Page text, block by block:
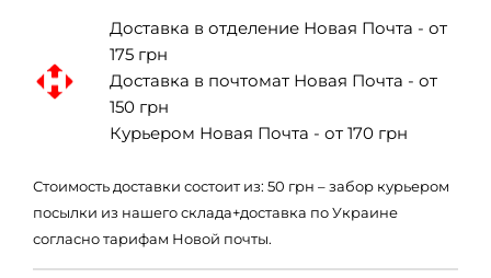
Доставка в отделение Новая Почта - от
175 грн
Доставка в почтомат Новая Почта - от
150 грн
Курьером Новая Почта - от 170 грн
Стоимость доставки состоит из: 50 грн – забор курьером
посылки из нашего склада+доставка по Украине
согласно тарифам Новой почты.